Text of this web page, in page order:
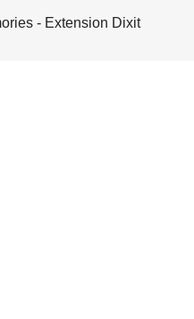
- Extension Dixit